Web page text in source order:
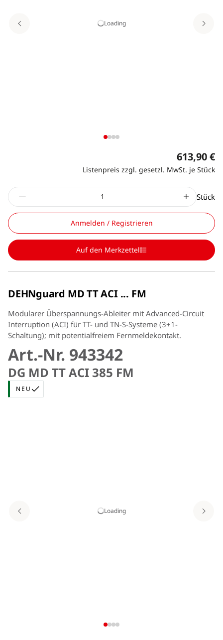
Loading
613,90 €
Listenpreis zzgl. gesetzl. MwSt. je Stück
Stück
Anmelden / Registrieren
Auf den Merkzettel
DEHNguard MD TT ACI ... FM
Modularer Überspannungs-Ableiter mit Advanced-Circuit
Interruption (ACI) für TT- und TN-S-Systeme (3+1-
Schaltung); mit potentialfreiem Fernmeldekontakt.
Art.-Nr. 943342
DG MD TT ACI 385 FM
NEU
Loading